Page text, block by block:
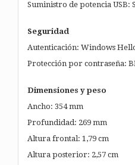
Suministro de potencia USB:
Seguridad
Autenticación: Windows
Protección por contraseña:
Dimensiones y peso
Ancho: 354 mm
Profundidad: 269 mm
Altura frontal: 1,79 cm
Altura posterior: 2,57 cm